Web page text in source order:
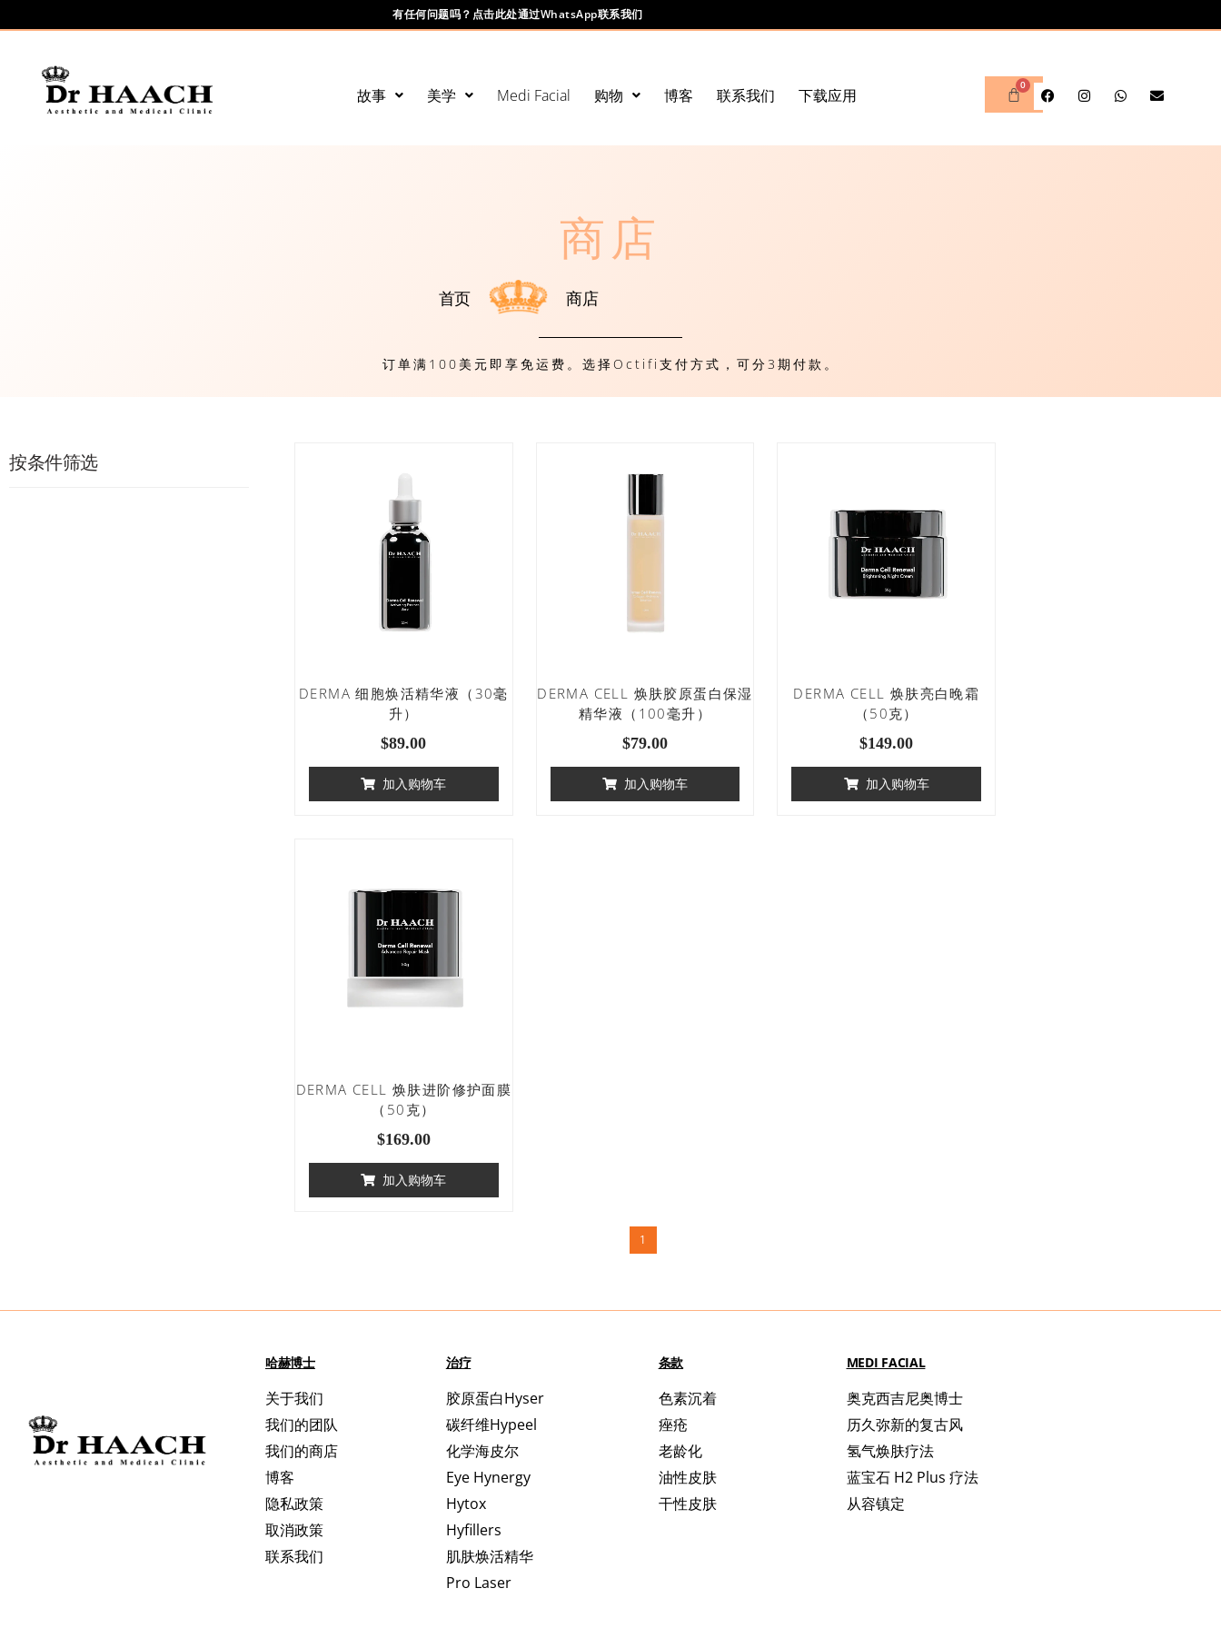
有任何问题吗？点击此处通过WhatsApp联系我们
故事 美学 Medi Facial 购物 博客 联系我们 下载应用
商店
首页 商店
订单满100美元即享免运费。选择Octifi支付方式，可分3期付款。
按条件筛选
DERMA 细胞焕活精华液（30毫
升）
$89.00
加入购物车
DERMA CELL 焕肤胶原蛋白保湿
精华液（100毫升）
$79.00
加入购物车
DERMA CELL 焕肤亮白晚霜
（50克）
$149.00
加入购物车
DERMA CELL 焕肤进阶修护面膜
（50克）
$169.00
加入购物车
1
哈赫博士
关于我们
我们的团队
我们的商店
博客
隐私政策
取消政策
联系我们
治疗
胶原蛋白Hyser
碳纤维Hypeel
化学海皮尔
Eye Hynergy
Hytox
Hyfillers
肌肤焕活精华
Pro Laser
条款
色素沉着
痤疮
老龄化
油性皮肤
干性皮肤
MEDI FACIAL
奥克西吉尼奥博士
历久弥新的复古风
氢气焕肤疗法
蓝宝石 H2 Plus 疗法
从容镇定